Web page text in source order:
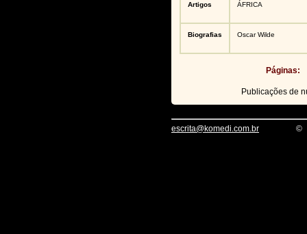
Artigos ÁFRICA
Biografias Oscar Wilde
Páginas:
Publicações de
escrita@komedi.com.br ©